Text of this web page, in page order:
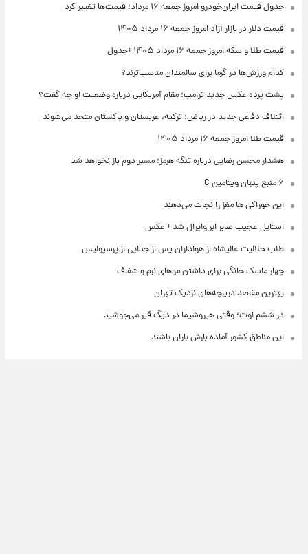
جدول قیمت ایران‌خودرو امروز جمعه ۱۶ مرداد؛ قیمت‌ها تغییر کرد
قیمت دلار در بازار آزاد امروز جمعه ۱۶ مرداد ۱۴۰۵
قیمت طلا و سکه امروز جمعه ۱۶ مرداد ۱۴۰۵ +جدول
کدام ورزش‌ها در گرما برای سالمندان مناسب‌ترند؟
پشت پرده عکس جدید ترامپ؛ مقام آمریکایی درباره وضعیت او چه گفت؟
ائتلاف دفاعی جدید در ریاض؛ ترکیه، عربستان و پاکستان متحد می‌شوند
قیمت طلا امروز جمعه ۱۶ مرداد ۱۴۰۵
هشدار محسن رضایی درباره تنگه هرمز؛ مسیر دوم باز نخواهد شد
۶ منبع پنهان ویتامین C
این خوراکی ها مغز را نجات می‌دهند
استایل عجیب صابر ابر وایرال شد + عکس
طلب حلالیت عالیشاه از هواداران پس از جدایی از پرسپولیس
چهار ماسک خانگی برای داشتن موهای نرم و شفاف
بهترین مقاصد دریاچه‌های نزدیک تهران
در ششم اوت؛ وقتی هیروشیما در دیگ قیر می‌جوشید
این مناطق کشور آماده بارش باران باشند